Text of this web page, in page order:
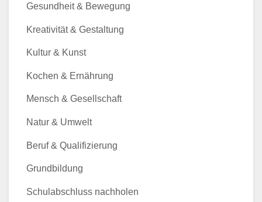
Gesundheit & Bewegung
Kreativität & Gestaltung
Kultur & Kunst
Kochen & Ernährung
Mensch & Gesellschaft
Natur & Umwelt
Beruf & Qualifizierung
Grundbildung
Schulabschluss nachholen